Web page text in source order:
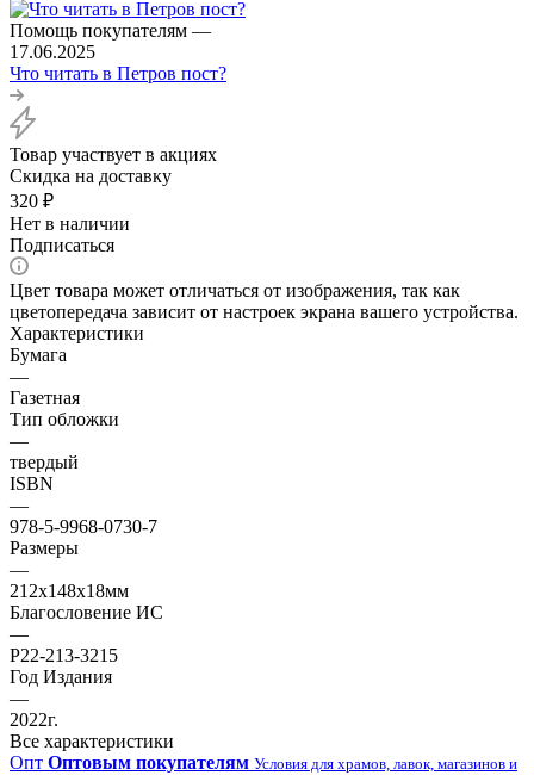
Помощь покупателям —
17.06.2025
Что читать в Петров пост?
Товар участвует в акциях
Скидка на доставку
320 ₽
Нет в наличии
Подписаться
Цвет товара может отличаться от изображения, так как
цветопередача зависит от настроек экрана вашего устройства.
Характеристики
Бумага
—
Газетная
Тип обложки
—
твердый
ISBN
—
978-5-9968-0730-7
Размеры
—
212х148х18мм
Благословение ИС
—
Р22-213-3215
Год Издания
—
2022г.
Все характеристики
Опт Оптовым покупателям Условия для храмов, лавок, магазинов и